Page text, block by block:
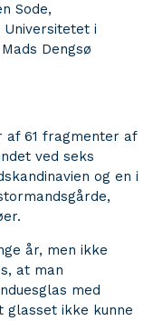
Sode,
i
Dengsø
af 61 fragmenter af
ved seks
og en i
år, men ikke
at man
med
glasset ikke kunne